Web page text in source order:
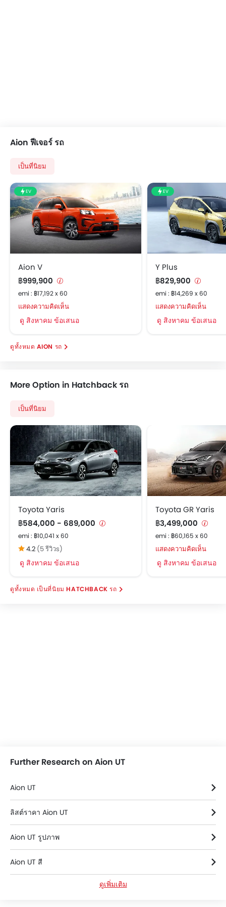
ระบบทำความร้อน
เสาอากาศวิทยุแบบฝัง, สั้น หรือครีบฉลาม
พวงมาลัยหุ้มหนัง
กระจกมองข้างปรับไฟฟ้า
กระจกไฟฟ้าด้านหน้า
ระบบปัดน้ำฝนอัตโนมัติ
สปอยเลอร์หลัง
ระบบไล่ฝ้ากระจกหลัง
ระบบช่วยควบคุมการทรงตัวขณะเข้าโค้ง
ช่องปรับอากาศตอนหลัง
ระบบสั่งการด้วยเสียง
เข็มขัดนิรภัยสำหรับผู้โดยสารตอนหลัง
กระจกมองข้างพร้อมไฟเลี้ยวในตัว
ไฟตัดหมอกหน้า
ระบบล็อคประตูรถ
Regenerative Braking
Portable Charging Cable
Aion ฟีเจอร์ รถ
เป็นที่นิยม
EV
Aion V
฿999,900
emi : ฿17,192 x 60
แสดงความคิดเห็น
ดู สิงหาคม ข้อเสนอ
EV
Y Plus
฿829,900
emi : ฿14,269 x 60
แสดงความคิดเห็น
ดู สิงหาคม ข้อเสนอ
AION รถ
More Option in Hatchback รถ
เป็นที่นิยม
Toyota Yaris
฿584,000 - 689,000
emi : ฿10,041 x 60
4.2 (5 รีวิวs)
ดู สิงหาคม ข้อเสนอ
Toyota GR Yaris
฿3,499,000
emi : ฿60,165 x 60
แสดงความคิดเห็น
ดู สิงหาคม ข้อเสนอ
เป็นที่นิยม HATCHBACK รถ
Further Research on Aion UT
Aion UT
ลิสต์ราคา Aion UT
Aion UT รูปภาพ
Aion UT สี
ดูเพิ่มเติม